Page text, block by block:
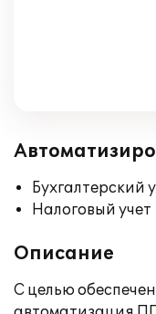
Бухгалтерский
Налоговый учет
Описание
С целью